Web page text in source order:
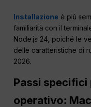
Installazione è più
familiarità con il
Node.js 24, poiché le
delle caratteristiche di
2026.
Passi specifici
operativo: